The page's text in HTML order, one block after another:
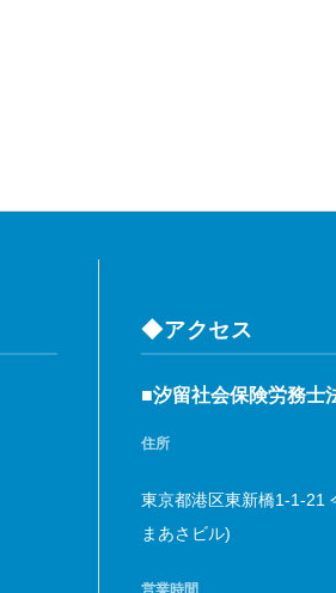
◆アクセス
■汐留社会保険労務士
住所
東京都港区東新橋1-1-21
まあさビル)
営業時間